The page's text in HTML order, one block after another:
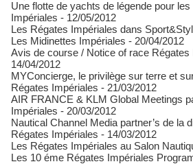
Une flotte de yachts de légende pour
Impériales - 12/05/2012
Les Régates Impériales dans
Les Midinettes Impériales - 20/04/2012
Avis de course / Notice of race Régates
14/04/2012
MYConcierge, le privilège sur terre et
Régates Impériales - 21/03/2012
AIR FRANCE & KLM Global Meetings
Impériales - 20/03/2012
Nautical Channel Media partner’s de la
Régates Impériales - 14/03/2012
Les Régates Impériales au Salon
Les 10 éme Régates Impériales